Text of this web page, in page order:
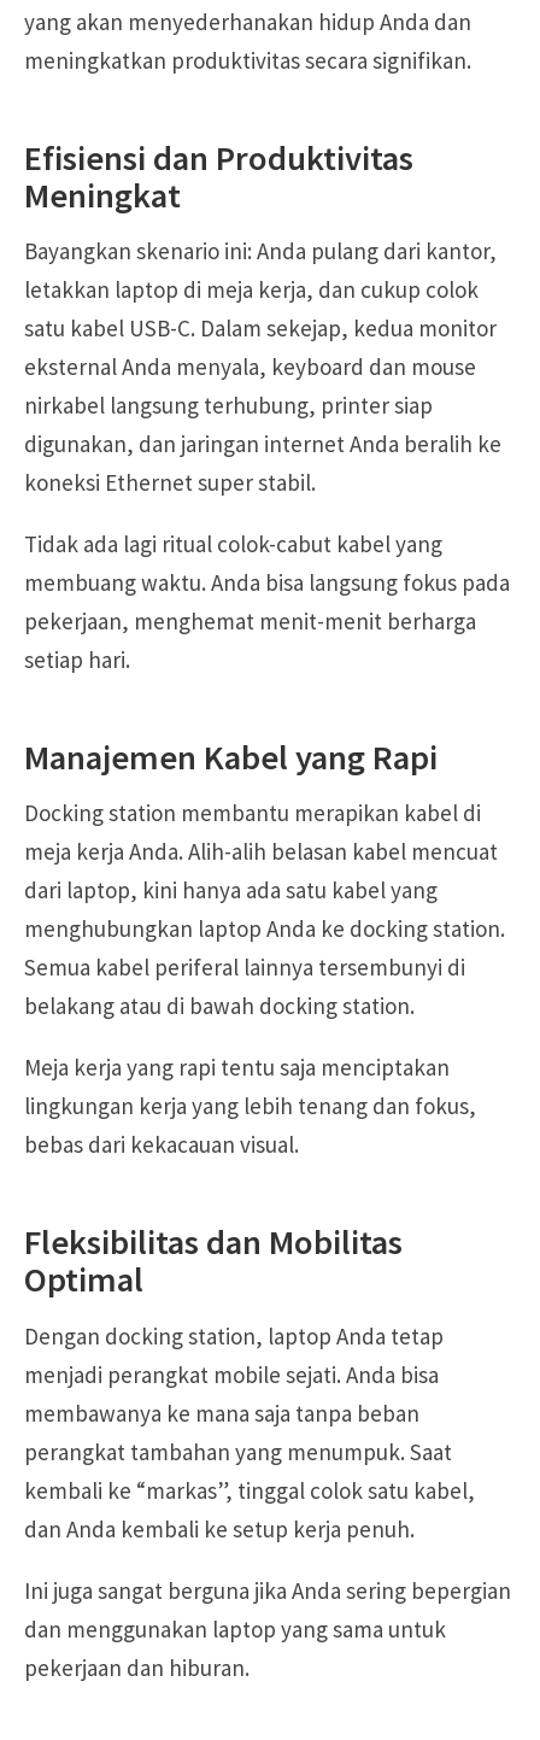
yang akan menyederhanakan hidup Anda dan
meningkatkan produktivitas secara signifikan.
Efisiensi dan Produktivitas
Meningkat
Bayangkan skenario ini: Anda pulang dari kantor,
letakkan laptop di meja kerja, dan cukup colok
satu kabel USB-C. Dalam sekejap, kedua monitor
eksternal Anda menyala, keyboard dan mouse
nirkabel langsung terhubung, printer siap
digunakan, dan jaringan internet Anda beralih ke
koneksi Ethernet super stabil.
Tidak ada lagi ritual colok-cabut kabel yang
membuang waktu. Anda bisa langsung fokus pada
pekerjaan, menghemat menit-menit berharga
setiap hari.
Manajemen Kabel yang Rapi
Docking station membantu merapikan kabel di
meja kerja Anda. Alih-alih belasan kabel mencuat
dari laptop, kini hanya ada satu kabel yang
menghubungkan laptop Anda ke docking station.
Semua kabel periferal lainnya tersembunyi di
belakang atau di bawah docking station.
Meja kerja yang rapi tentu saja menciptakan
lingkungan kerja yang lebih tenang dan fokus,
bebas dari kekacauan visual.
Fleksibilitas dan Mobilitas
Optimal
Dengan docking station, laptop Anda tetap
menjadi perangkat mobile sejati. Anda bisa
membawanya ke mana saja tanpa beban
perangkat tambahan yang menumpuk. Saat
kembali ke “markas”, tinggal colok satu kabel,
dan Anda kembali ke setup kerja penuh.
Ini juga sangat berguna jika Anda sering bepergian
dan menggunakan laptop yang sama untuk
pekerjaan dan hiburan.